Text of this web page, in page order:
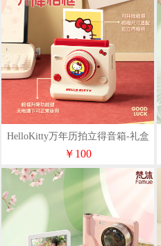
HelloKitty万年历拍立得音箱-礼盒
版
￥100